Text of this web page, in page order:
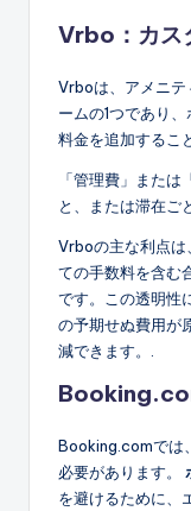
Vrbo：カス
Vrboは、アメニテ
ームの1つであり
料金を追加するこ
「管理費」または
と、または滞在ご
Vrboの主な利点は
ての手数料を含む
です。この透明性
の予期せぬ費用が
減できます。.
Booking.comでは
必要があります。
を避けるために、